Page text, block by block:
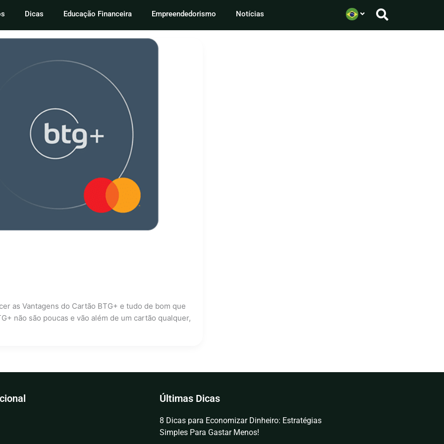
Dicas Educação Financeira Empreendedorismo Notícias
as Vantagens do Cartão BTG+ e tudo de bom que
não são poucas e vão além de um cartão qualquer,
Últimas Dicas
8 Dicas para Economizar Dinheiro: Estratégias
Simples Para Gastar Menos!